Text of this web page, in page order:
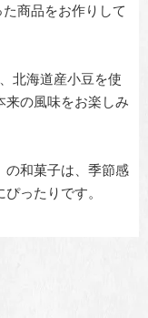
た商品をお作りして
北海道産小豆を使
来の風味をお楽しみ
の和菓子は、季節感
ったりです。